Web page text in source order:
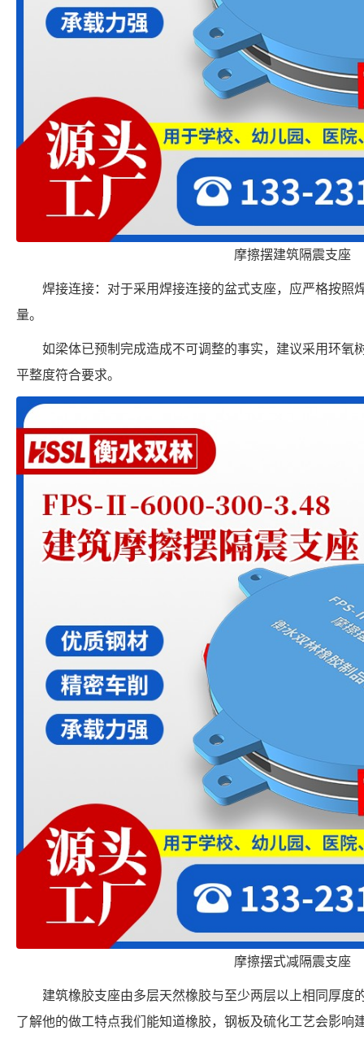
摩擦摆建筑隔震支座
焊接连接：对于采用焊接连接的盆式支座，应严格按照
量。
如梁体已预制完成造成不可调整的事实，建议采用环氧
平整度符合要求。
摩擦摆式减隔震支座
建筑橡胶支座由多层天然橡胶与至少两层以上相同厚度
了解他的做工特点我们能知道橡胶，钢板及硫化工艺会影响